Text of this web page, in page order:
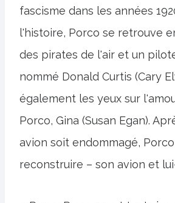
fascisme dans les années
l'histoire, Porco se retrouve
des pirates de l'air et un
nommé Donald Curtis (Cary
également les yeux sur
Porco, Gina (Susan Egan).
avion soit endommagé,
reconstruire – son avion et